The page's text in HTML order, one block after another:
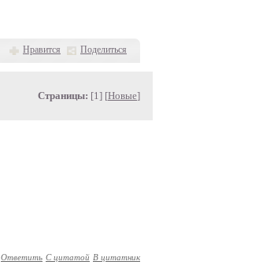
Нравится Поделиться
Страницы: [1] [Новые]
Ответить С цитатой В цитатник